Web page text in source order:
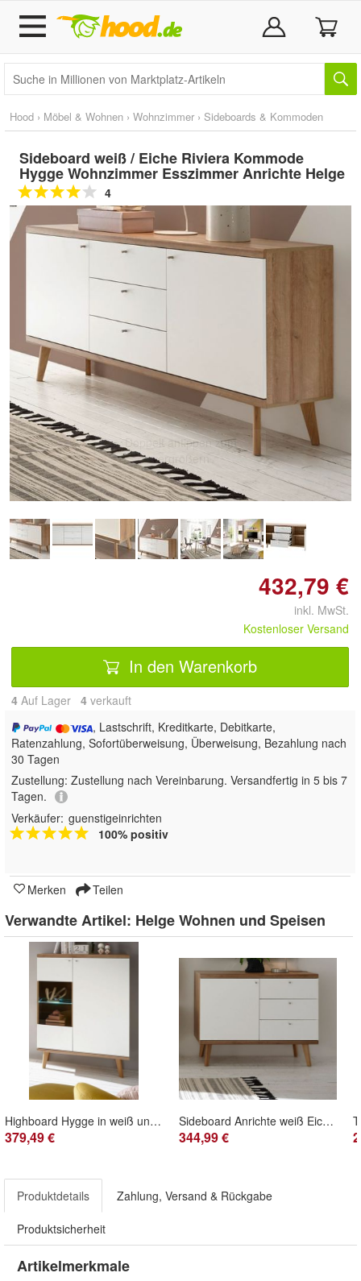
Hood › Möbel & Wohnen › Wohnzimmer › Sideboards & Kommoden
Sideboard weiß / Eiche Riviera Kommode
Hygge Wohnzimmer Esszimmer Anrichte Helge
4
Doppelt antippen zum
vergrößern
432,79 €
inkl. MwSt.
Kostenloser Versand
In den Warenkorb
4 Auf Lager 4 verkauft
, Lastschrift, Kreditkarte, Debitkarte,
Ratenzahlung, Sofortüberweisung, Überweisung, Bezahlung nach
30 Tagen
Zustellung: Zustellung nach Vereinbarung. Versandfertig in 5 bis 7
Tagen.
Verkäufer: guenstigeinrichten
100% positiv
Merken Teilen
Verwandte Artikel: Helge Wohnen und Speisen
Highboard Hygge in weiß und Eiche Riviera Wohnzimmer Esszimmer Anrichte Helge 90 cm
379,49 €
Sideboard Anrichte weiß Eiche Riviera Kommode Hygge Schrank mit 3 Schubladen Helge
344,99 €
Produktdetails Zahlung, Versand & Rückgabe
Produktsicherheit
Artikelmerkmale